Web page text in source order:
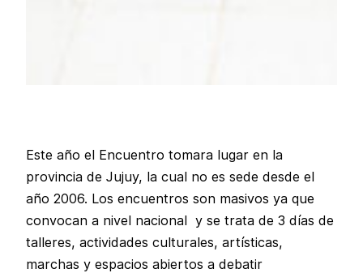
Este año el Encuentro tomara lugar en la
provincia de Jujuy, la cual no es sede desde el
año 2006. Los encuentros son masivos ya que
convocan a nivel nacional y se trata de 3 días de
talleres, actividades culturales, artísticas,
marchas y espacios abiertos a debatir